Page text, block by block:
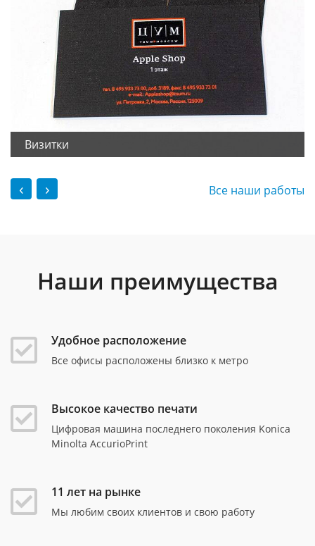
Визитки
‹ › Все наши работы
Наши преимущества
Удобное расположение
Все офисы расположены близко к метро
Высокое качество печати
Цифровая машина последнего поколения Konica
Minolta AccurioPrint
11 лет на рынке
Мы любим своих клиентов и свою работу